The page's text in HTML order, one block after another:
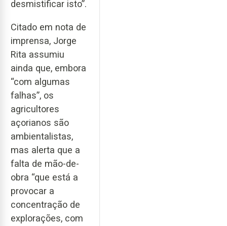
desmistificar isto”.
Citado em nota de
imprensa, Jorge
Rita assumiu
ainda que, embora
“com algumas
falhas”, os
agricultores
açorianos são
ambientalistas,
mas alerta que a
falta de mão-de-
obra “que está a
provocar a
concentração de
explorações, com